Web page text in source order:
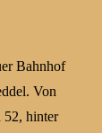
Bahnhof
Von
52, hinter